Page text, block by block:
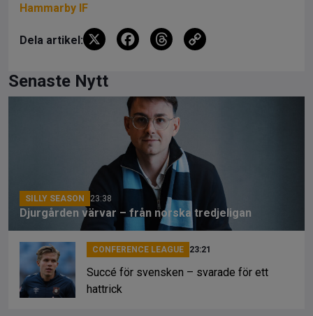
Hammarby IF
Dela artikel: X
F
b
o
o
k
T
a
d
s
Senaste Nytt
SILLY SEASON 23:38
Djurgården värvar – från norska tredjeligan
CONFERENCE LEAGUE 23:21
Succé för svensken – svarade för ett
hattrick